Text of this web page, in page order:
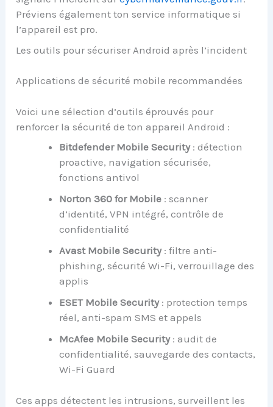
Préviens également ton service informatique si
l’appareil est pro.
Les outils pour sécuriser Android après l’incident
Applications de sécurité mobile recommandées
Voici une sélection d’outils éprouvés pour
renforcer la sécurité de ton appareil Android :
Bitdefender Mobile Security: détection
proactive, navigation sécurisée,
fonctions antivol
Norton 360 for Mobile : scanner
d’identité, VPN intégré, contrôle de
confidentialité
Avast Mobile Security: filtre anti-
phishing, sécurité Wi-Fi, verrouillage des
applis
ESET Mobile Security: protection temps
réel, anti-spam SMS et appels
McAfee Mobile Security: audit de
confidentialité, sauvegarde des contacts,
Wi-Fi Guard
Ces apps détectent les intrusions, surveillent les